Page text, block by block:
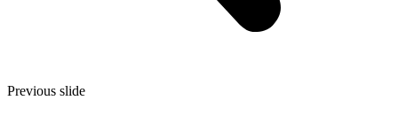
Previous slide